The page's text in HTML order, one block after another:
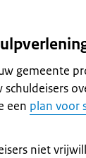
gemeente
een plan voor
niet